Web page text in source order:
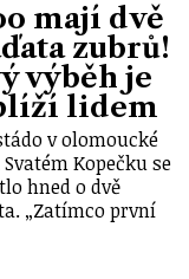
mají dvě
zubrů!
výběh je
lidem
v olomoucké
Kopečku se
hned o dvě
„Zatímco první